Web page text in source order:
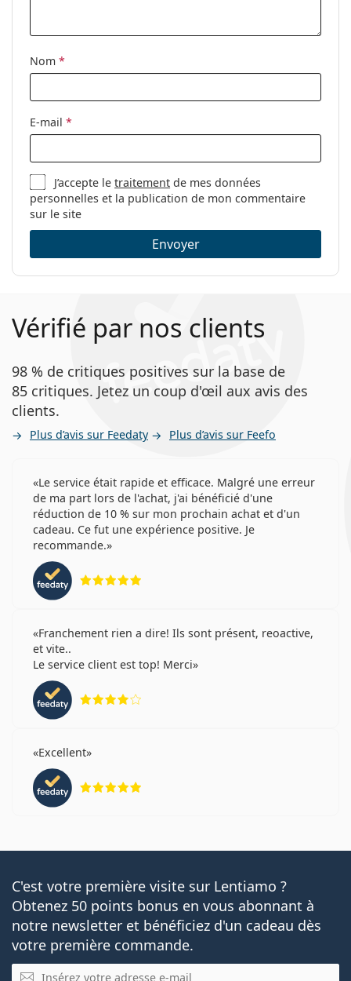
nettoyage:
Autres
Catégorie:
Marque:
Code:
Nom *
E-mail *
J’accepte letraitement de mes données
personnelles et la publication de mon commentaire
sur le site
Envoyer
Vérifié par nos clients
98 % de critiques positives sur la base de
85 critiques. Jetez un coup d'œil aux avis des
clients.
Plus d’avis sur Feedaty Plus d’avis sur Feefo
Le service était rapide et efficace. Malgré une erreur
de ma part lors de l'achat, j'ai bénéficié d'une
réduction de 10 % sur mon prochain achat et d'un
cadeau. Ce fut une expérience positive. Je
recommande.
Franchement rien a dire! Ils sont présent, reoactive,
et vite..
Le service client est top! Merci
Excellent
C'est votre première visite sur Lentiamo ?
Obtenez 50 points bonus en vous abonnant à
notre newsletter et bénéficiez d'un cadeau dès
votre première commande.
E-mail